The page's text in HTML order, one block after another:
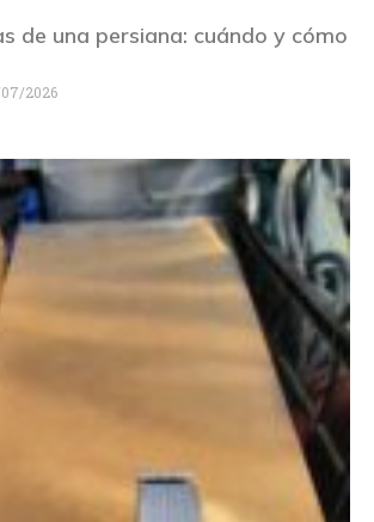
de una persiana: cuándo y cómo
2026